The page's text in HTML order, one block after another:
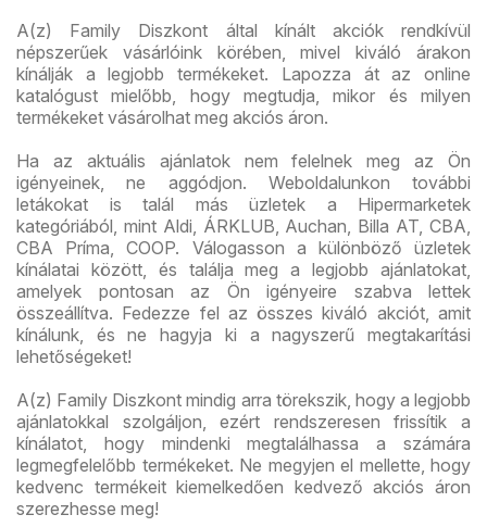
A(z) Family Diszkont által kínált akciók rendkívül
népszerűek vásárlóink körében, mivel kiváló árakon
kínálják a legjobb termékeket. Lapozza át az online
katalógust mielőbb, hogy megtudja, mikor és milyen
termékeket vásárolhat meg akciós áron.
Ha az aktuális ajánlatok nem felelnek meg az Ön
igényeinek, ne aggódjon. Weboldalunkon további
letákokat is talál más üzletek a Hipermarketek
kategóriából, mint Aldi, ÁRKLUB, Auchan, Billa AT, CBA,
CBA Príma, COOP. Válogasson a különböző üzletek
kínálatai között, és találja meg a legjobb ajánlatokat,
amelyek pontosan az Ön igényeire szabva lettek
összeállítva. Fedezze fel az összes kiváló akciót, amit
kínálunk, és ne hagyja ki a nagyszerű megtakarítási
lehetőségeket!
A(z) Family Diszkont mindig arra törekszik, hogy a legjobb
ajánlatokkal szolgáljon, ezért rendszeresen frissítik a
kínálatot, hogy mindenki megtalálhassa a számára
legmegfelelőbb termékeket. Ne megyjen el mellette, hogy
kedvenc termékeit kiemelkedően kedvező akciós áron
szerezhesse meg!